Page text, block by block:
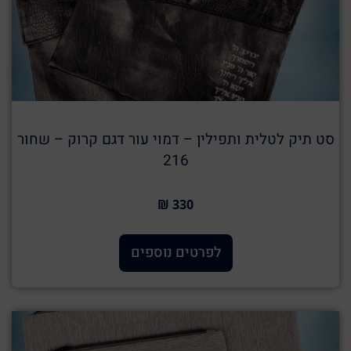
סט תיק לטלית ותפילין – דמוי עור דגם קרוק – שחור
216
330 ₪
לפרטים נוספים